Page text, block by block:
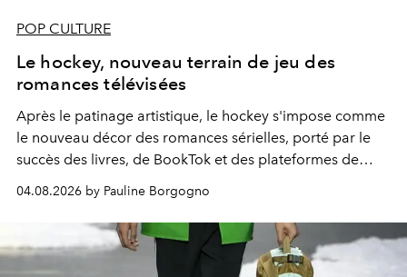
POP CULTURE
Le hockey, nouveau terrain de jeu des
romances télévisées
Après le patinage artistique, le hockey s'impose comme
le nouveau décor des romances sérielles, porté par le
succès des livres, de BookTok et des plateformes de
04.08.2026 by Pauline Borgogno